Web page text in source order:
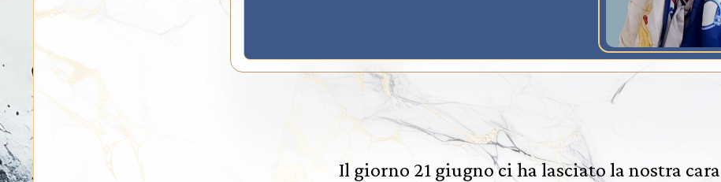
Il giorno 21 giugno ci ha lasciato la nostra cara